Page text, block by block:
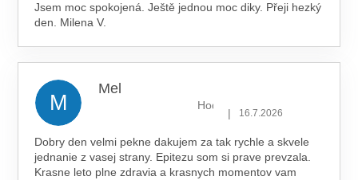
Jsem moc spokojená. Ještě jednou moc diky. Přeji hezký
den. Milena V.
M
Mel
Hodnocení obchodu je 5 z 5
| 16.7.2026
Dobry den velmi pekne dakujem za tak rychle a skvele
jednanie z vasej strany. Epitezu som si prave prevzala.
Krasne leto plne zdravia a krasnych momentov vam